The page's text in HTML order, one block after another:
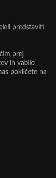
predstaviti
prej
in vabilo
pokličete na